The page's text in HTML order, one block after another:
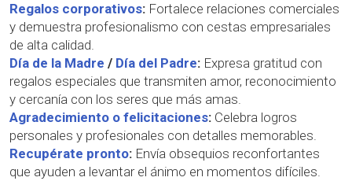
Regalos corporativos: Fortalece relaciones comerciales
y demuestra profesionalismo con cestas empresariales
de alta calidad.
Día de la Madre / Día del Padre: Expresa gratitud con
regalos especiales que transmiten amor, reconocimiento
y cercanía con los seres que más amas.
Agradecimiento o felicitaciones: Celebra logros
personales y profesionales con detalles memorables.
Recupérate pronto: Envía obsequios reconfortantes
que ayuden a levantar el ánimo en momentos difíciles.